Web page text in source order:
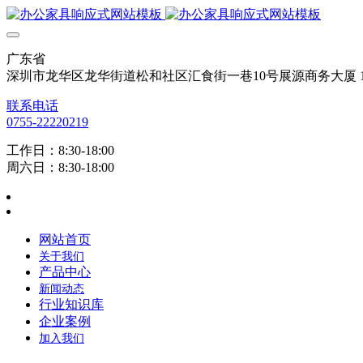
广东省
深圳市龙华区龙华街道松和社区汇食街一巷10号展源商务大厦
联系电话
0755-22220219
工作日：8:30-18:00
周六日：8:30-18:00
网站首页
关于我们
产品中心
新闻动态
行业知识库
企业案例
加入我们